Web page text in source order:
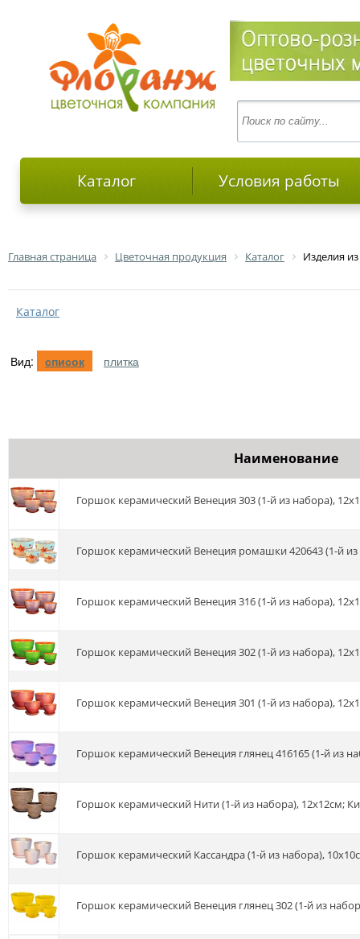
Каталог Условия работы
Главная страница Цветочная продукция Каталог Изделия
Каталог
Вид: список плитка
Наименование
Горшок керамический Венеция 303 (1-й из набора),
Горшок керамический Венеция ромашки 420643 (1-й из
Горшок керамический Венеция 316 (1-й из набора),
Горшок керамический Венеция 302 (1-й из набора),
Горшок керамический Венеция 301 (1-й из набора),
Горшок керамический Венеция глянец 416165 (1-й из
Горшок керамический Нити (1-й из набора), 12х12см;
Горшок керамический Кассандра (1-й из набора),
Горшок керамический Венеция глянец 302 (1-й из